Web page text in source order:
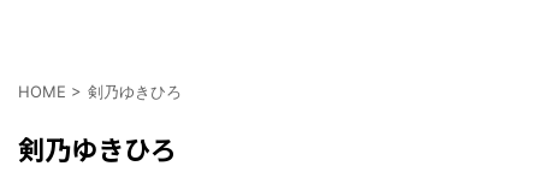
HOME > 剣乃ゆきひろ
剣乃ゆきひろ